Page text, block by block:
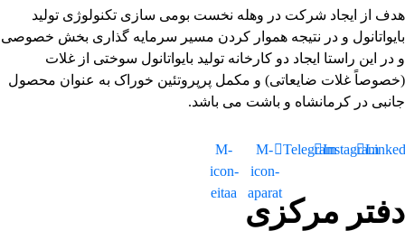
هدف از ایجاد شرکت در وهله نخست بومی سازی تکنولوژی تولید
بایواتانول و در نتیجه هموار کردن مسیر سرمایه گذاری بخش خصوصی
و در این راستا ایجاد دو کارخانه تولید بایواتانول سوختی از غلات
(خصوصاً غلات ضایعاتی) و مکمل پرپروتئین خوراک به عنوان محصول
جانبی در کرمانشاه و باشت می باشد.
Instagram
Telegram
M-
icon-
aparat
M-
icon-
eitaa
دفتر مرکزی